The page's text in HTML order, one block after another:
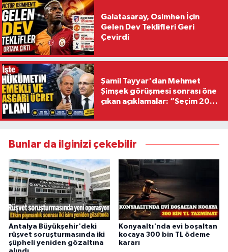
Galatasaray, Osimhen İçin
Gelen Dev Teklifleri Geri
Çevirdi
Şamil Tayyar'dan Mehmet
Şimşek görüşmesi sonrası öne
çıkan açıklamalar: “Seçim 2028
Bunlar da ilginizi çekebilir
Antalya Büyükşehir'deki
rüşvet soruşturmasında iki
şüpheli yeniden gözaltına
Konyaaltı'nda evi boşaltan
kocaya 300 bin TL ödeme
kararı